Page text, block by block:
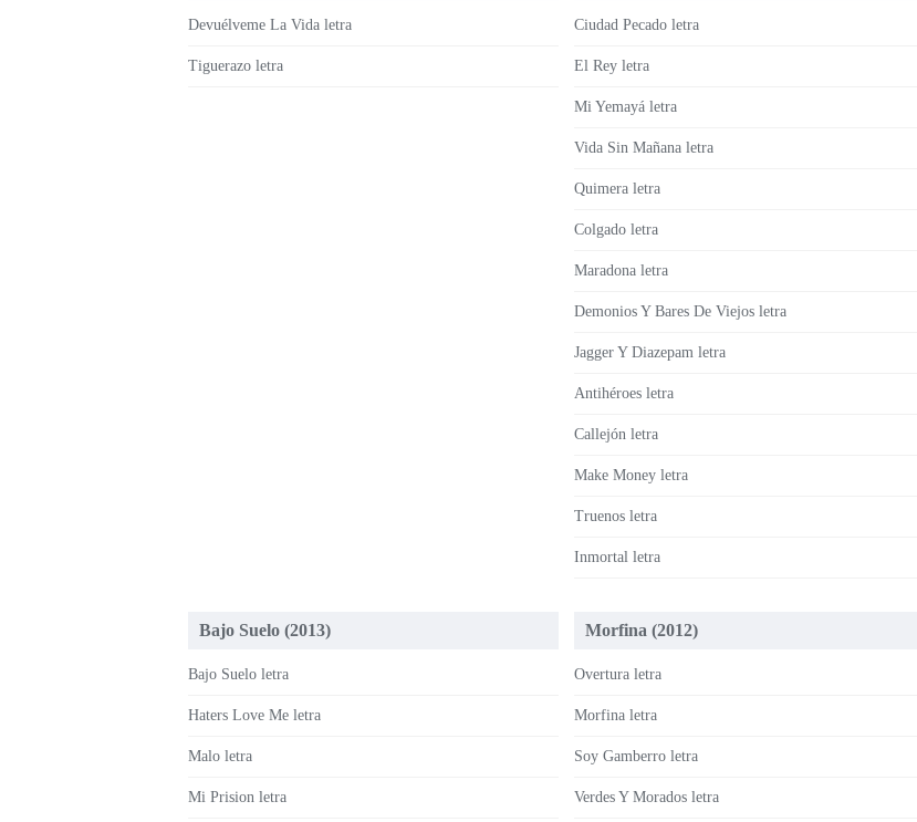
Devuélveme La Vida letra
Tiguerazo letra
Ciudad Pecado letra
El Rey letra
Mi Yemayá letra
Vida Sin Mañana letra
Quimera letra
Colgado letra
Maradona letra
Demonios Y Bares De Viejos letra
Jagger Y Diazepam letra
Antihéroes letra
Callejón letra
Make Money letra
Truenos letra
Inmortal letra
Bajo Suelo (2013)
Bajo Suelo letra
Haters Love Me letra
Malo letra
Mi Prision letra
Morfina (2012)
Overtura letra
Morfina letra
Soy Gamberro letra
Verdes Y Morados letra